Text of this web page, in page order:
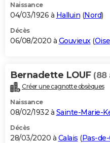
Naissance
04/03/1926 à Halluin (Nord)
Décès
06/08/2020 à Gouvieux(Oise
Bernadette LOUF (88
Créer une cagnotte obsèques
Naissance
08/02/1932 à Sainte-Marie-
Décès
28/03/2020 à Calais (Pas-de-